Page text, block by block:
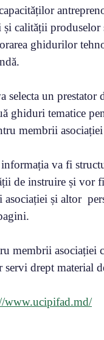
calității produselor
ghidurilor
un prestator
ghiduri tematice
membrii
va fi
de instruire și vor
și altor
membrii asociației
drept material
www.ucipifad.md/